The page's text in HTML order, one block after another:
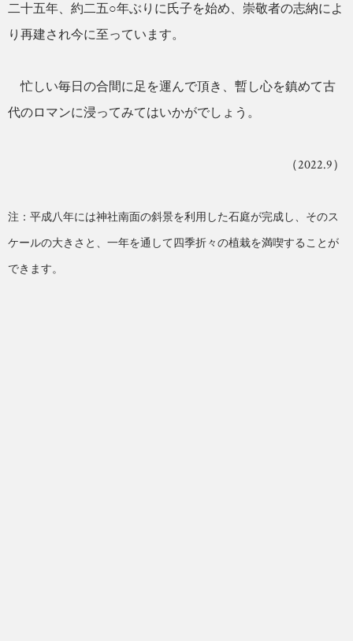
二十五年、約二五○年ぶりに氏子を始め、崇敬者の志納によ
り再建され今に至っています。
忙しい毎日の合間に足を運んで頂き、暫し心を鎮めて古
代のロマンに浸ってみてはいかがでしょう。
（2022.9）
注：平成八年には神社南面の斜景を利用した石庭が完成し、そのス
ケールの大きさと、一年を通して四季折々の植栽を満喫することが
できます。